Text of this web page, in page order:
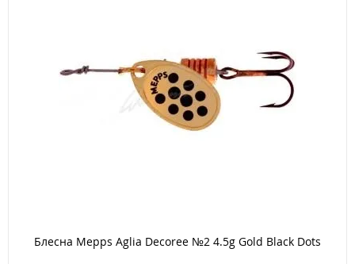
Блесна Mepps Aglia Decoree №2 4.5g Gold Black Dots